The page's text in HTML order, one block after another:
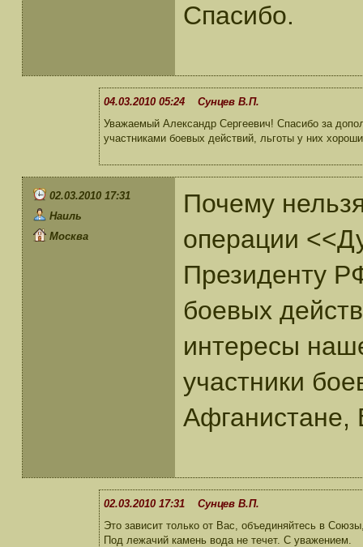
Спасибо.
04.03.2010 05:24 Сунцев В.П.
Уважаемый Александр Сергеевич! Спасибо за
участниками боевых действий, льготы у них
02.03.2010 17:31
Наиль
Москва
Почему
операции
Президенту
боевых
интересы
участники
Афганистане,
02.03.2010 17:31 Сунцев В.П.
Это зависит только от Вас, объединяйтесь в
Под лежачий камень вода не течет. С уважением.